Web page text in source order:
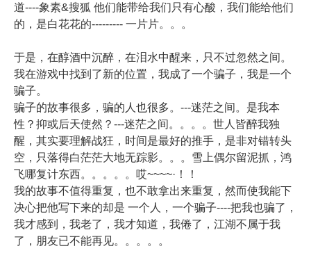
道----象素&搜狐 他们能带给我们只有心酸，我们能给他们
的，是白花花的--------- 一片片。。。
于是，在醇酒中沉醉，在泪水中醒来，只不过忽然之间。
我在游戏中找到了新的位置，我成了一个骗子，我是一个
骗子。
骗子的故事很多，骗的人也很多。---迷茫之间。是我本
性？抑或后天使然？---迷茫之间。。。。世人皆醉我独
醒，其实要理解战狂，时间是最好的推手，是非对错转头
空，只落得白茫茫大地无踪影。。。雪上偶尔留泥抓，鸿
飞哪复计东西。。。。。哎~~~~·！！
我的故事不值得重复，也不敢拿出来重复，然而使我能下
决心把他写下来的却是 一个人，一个骗子----把我也骗了，
我才感到，我老了，我才知道，我倦了，江湖不属于我
了，朋友已不能再见。。。。。